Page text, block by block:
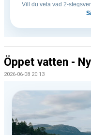
Vill du veta vad 2-
Öppet vatten -
2026-06-08 20:13